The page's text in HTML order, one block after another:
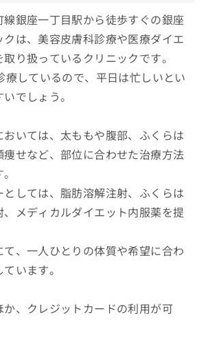
銀座一丁目駅から徒歩すぐの銀座
は、美容皮膚科診療や医療ダイエ
り扱っているクリニックです。
療しているので、平日は忙しいとい
でしょう。
いては、太ももや腹部、ふくらは
痩せなど、部位に合わせた治療方法
しては、脂肪溶解注射、ふくらは
メディカルダイエット内服薬を提
、一人ひとりの体質や希望に合わ
います。
、クレジットカードの利用が可